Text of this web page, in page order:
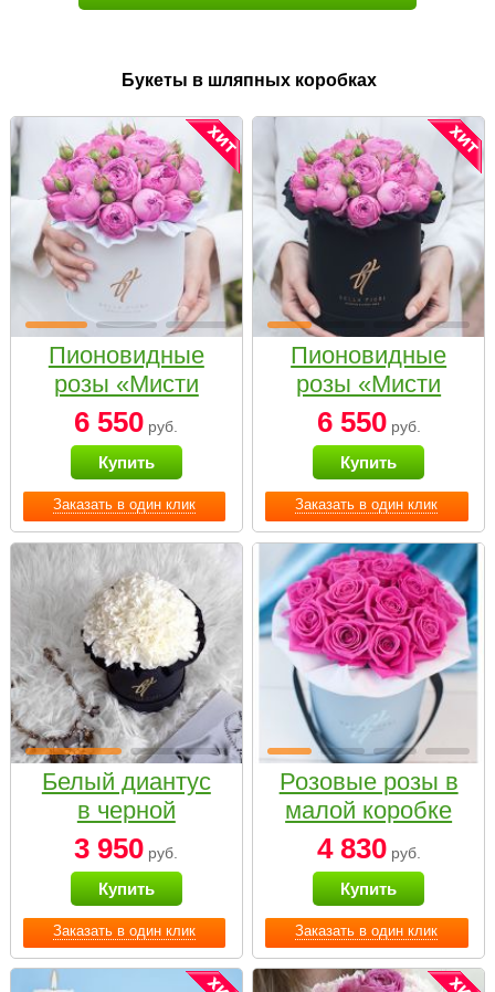
Букеты в шляпных коробках
Заказать в один клик
Пионовидные
розы «Мисти
бабблс» в белой
коробке Small
6 550 руб.
Купить
Заказать в один клик
Пионовидные
розы «Мисти
бабблс» в
черной коробке
Small
6 550руб.
Купить
Заказать в один клик
Белый диантус
в черной
коробке Small
3 950 руб.
Купить
Заказать в один клик
Розовые розы в
малой коробке
4 830руб.
Купить